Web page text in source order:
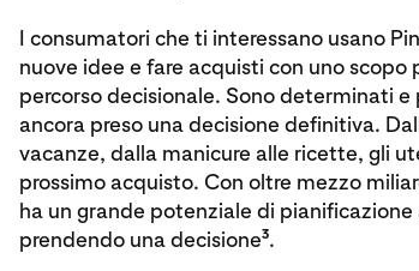
I consumatori che ti interessano usano
nuove idee e fare acquisti con uno scopo
percorso decisionale. Sono determinati
ancora preso una decisione definitiva.
vacanze, dalla manicure alle ricette, gli
prossimo acquisto. Con oltre mezzo
ha un grande potenziale di
prendendo una decisione3.